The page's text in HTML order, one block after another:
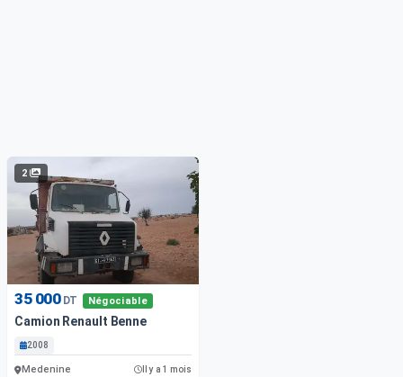
2
35 000 DT Négociable
Camion Renault Benne
2008
Medenine Il y a 1 mois